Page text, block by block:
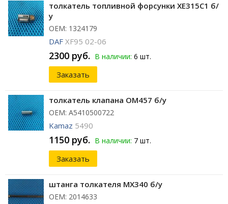
толкатель топливной форсунки XE315C1 б/
у
ОЕМ: 1324179
DAF XF95 02-06
2300 руб. В наличии: 6 шт.
Заказать
толкатель клапана OM457 б/у
ОЕМ: A5410500722
Kamaz 5490
1150 руб. В наличии: 7 шт.
Заказать
штанга толкателя MX340 б/у
ОЕМ: 2014633